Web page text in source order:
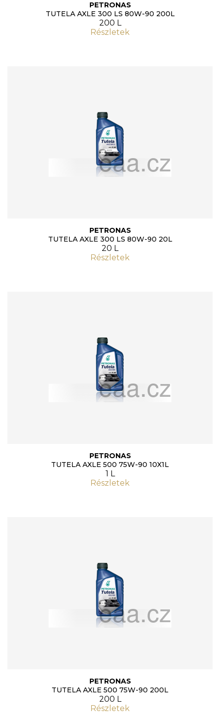
PETRONAS
TUTELA AXLE 300 LS 80W-90 200L
200 L
Részletek
PETRONAS
TUTELA AXLE 300 LS 80W-90 20L
20 L
Részletek
PETRONAS
TUTELA AXLE 500 75W-90 10X1L
1 L
Részletek
PETRONAS
TUTELA AXLE 500 75W-90 200L
200 L
Részletek